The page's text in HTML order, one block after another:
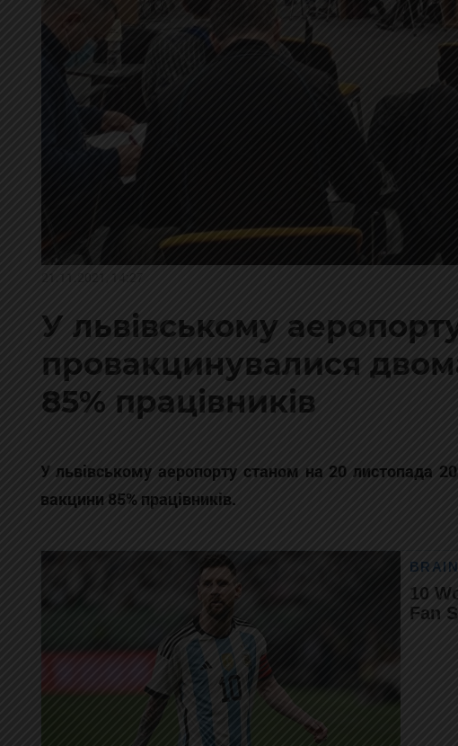
У львівському
провакцинувалися
85% працівників
У львівському аеропорту станом на 20 листопада
вакцини 85% працівників.